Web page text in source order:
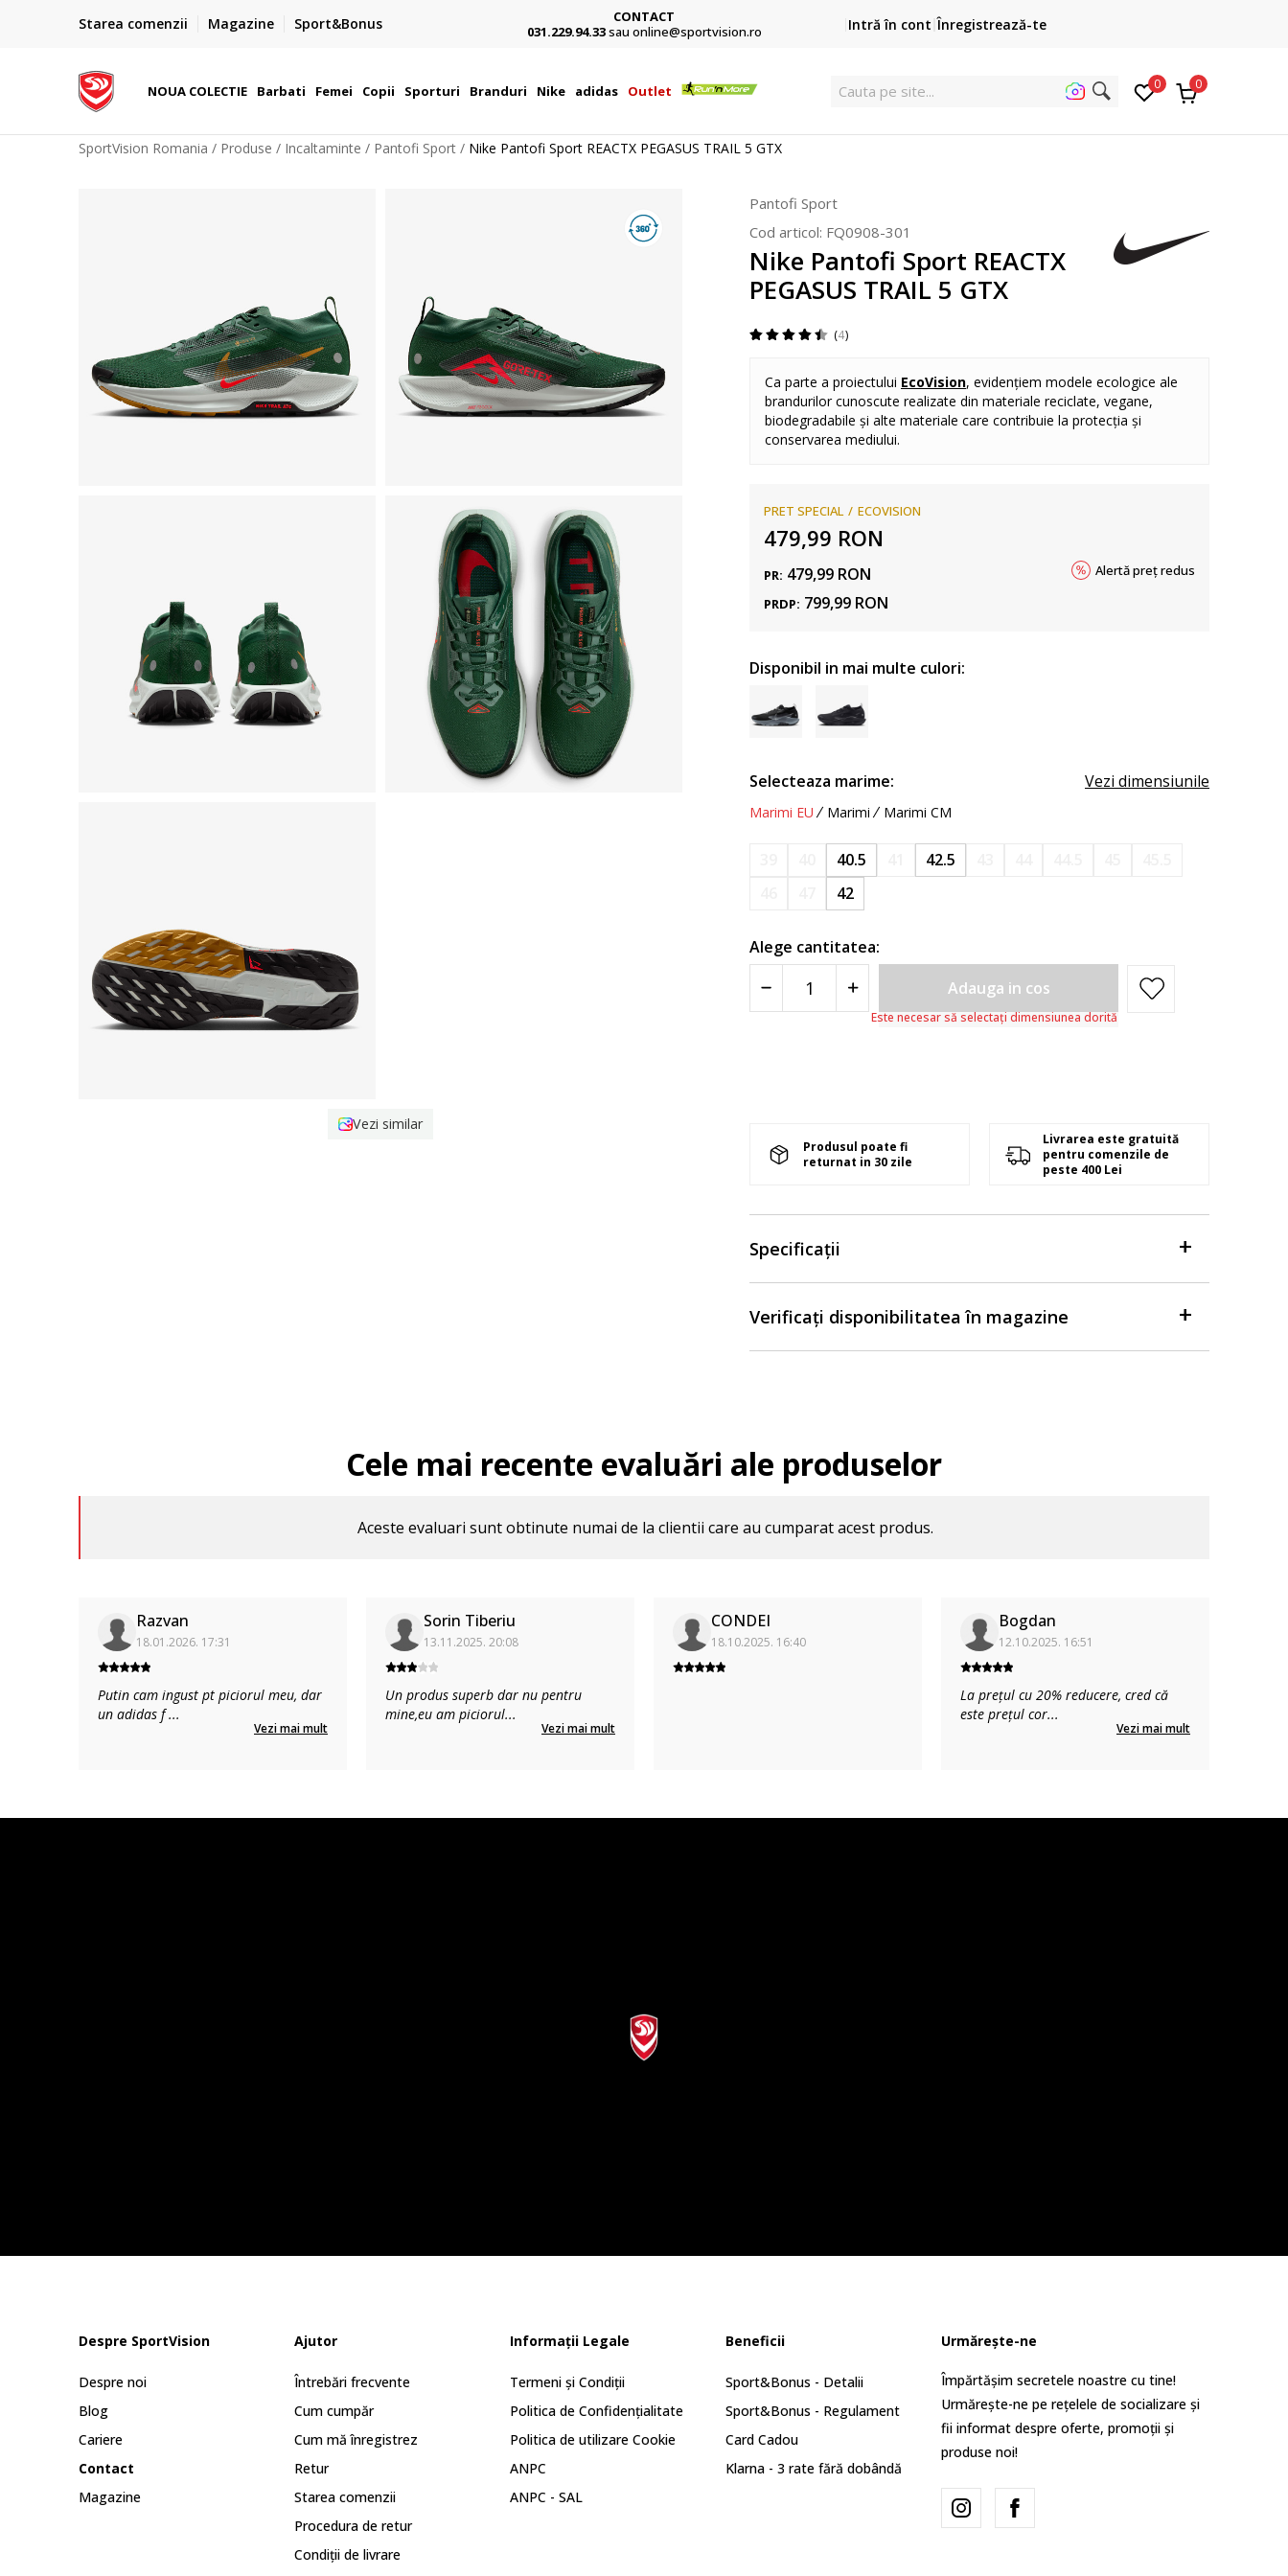
Starea comenzii Magazine Sport&Bonus
Plateste cu cardul in siguranta prin WSPay - Visa, MasterCard,
CONTACT
031.229.94.33sau online@sportvision.ro
Cumpără acum, plateste mai târziu
3 rate fără dobândă fără card de credit cu Klarna
Intră în cont Înregistrează-te
NOUA COLECTIE Barbati Femei Copii Sporturi Branduri Nike adidas Outlet Caut 0 0
SportVision Romania Produse Incaltaminte Pantofi Sport Nike Pantofi Sport REACTX PEGASUS TRAIL 5 GTX
Vezi similar
Pantofi Sport
Cod articol: FQ0908-301
Nike Pantofi Sport REACTX
PEGASUS TRAIL 5 GTX
4
Ca parte a proiectului EcoVision, evidențiem modele ecologice ale
brandurilor cunoscute realizate din materiale reciclate, vegane,
biodegradabile și alte materiale care contribuie la protecția și
conservarea mediului.
PRET SPECIAL ECOVISION
479,99 RON
PR: 479,99 RON
PRDP: 799,99 RON
Alertă preț redus
Disponibil in mai multe culori:
Selecteaza marime: Vezi dimensiunile
Marimi EU Marimi Marimi CM
40.5 42.5
42
Alege cantitatea:
Adauga in cos
Este necesar să selectați dimensiunea dorită
Produsul poate fi
returnat in 30 zile
Livrarea este gratuită
pentru comenzile de
peste 400 Lei
Specificații
Verificați disponibilitatea în magazine
Cele mai recente evaluări ale produselor
Aceste evaluari sunt obtinute numai de la clientii care au cumparat acest produs.
Razvan
18.01.2026. 17:31
Putin cam ingust pt piciorul meu, dar
un adidas f...
Vezi mai mult
Sorin Tiberiu
13.11.2025. 20:08
Un produs superb dar nu pentru
mine,eu am piciorul...
Vezi mai mult
CONDEI
18.10.2025. 16:40
Bogdan
12.10.2025. 16:51
La prețul cu 20% reducere, cred că
este prețul cor...
Vezi mai mult
Despre SportVision
Despre noi
Blog
Cariere
Contact
Magazine
Ajutor
Întrebări frecvente
Cum cumpăr
Cum mă înregistrez
Retur
Starea comenzii
Procedura de retur
Condiții de livrare
Informații Legale
Termeni și Condiții
Politica de Confidențialitate
Politica de utilizare Cookie
ANPC
ANPC - SAL
Beneficii
Sport&Bonus - Detalii
Sport&Bonus - Regulament
Card Cadou
Klarna - 3 rate fără dobândă
Urmărește-ne
Împărtășim secretele noastre cu tine!
Urmărește-ne pe rețelele de socializare și
fii informat despre oferte, promoții și
produse noi!